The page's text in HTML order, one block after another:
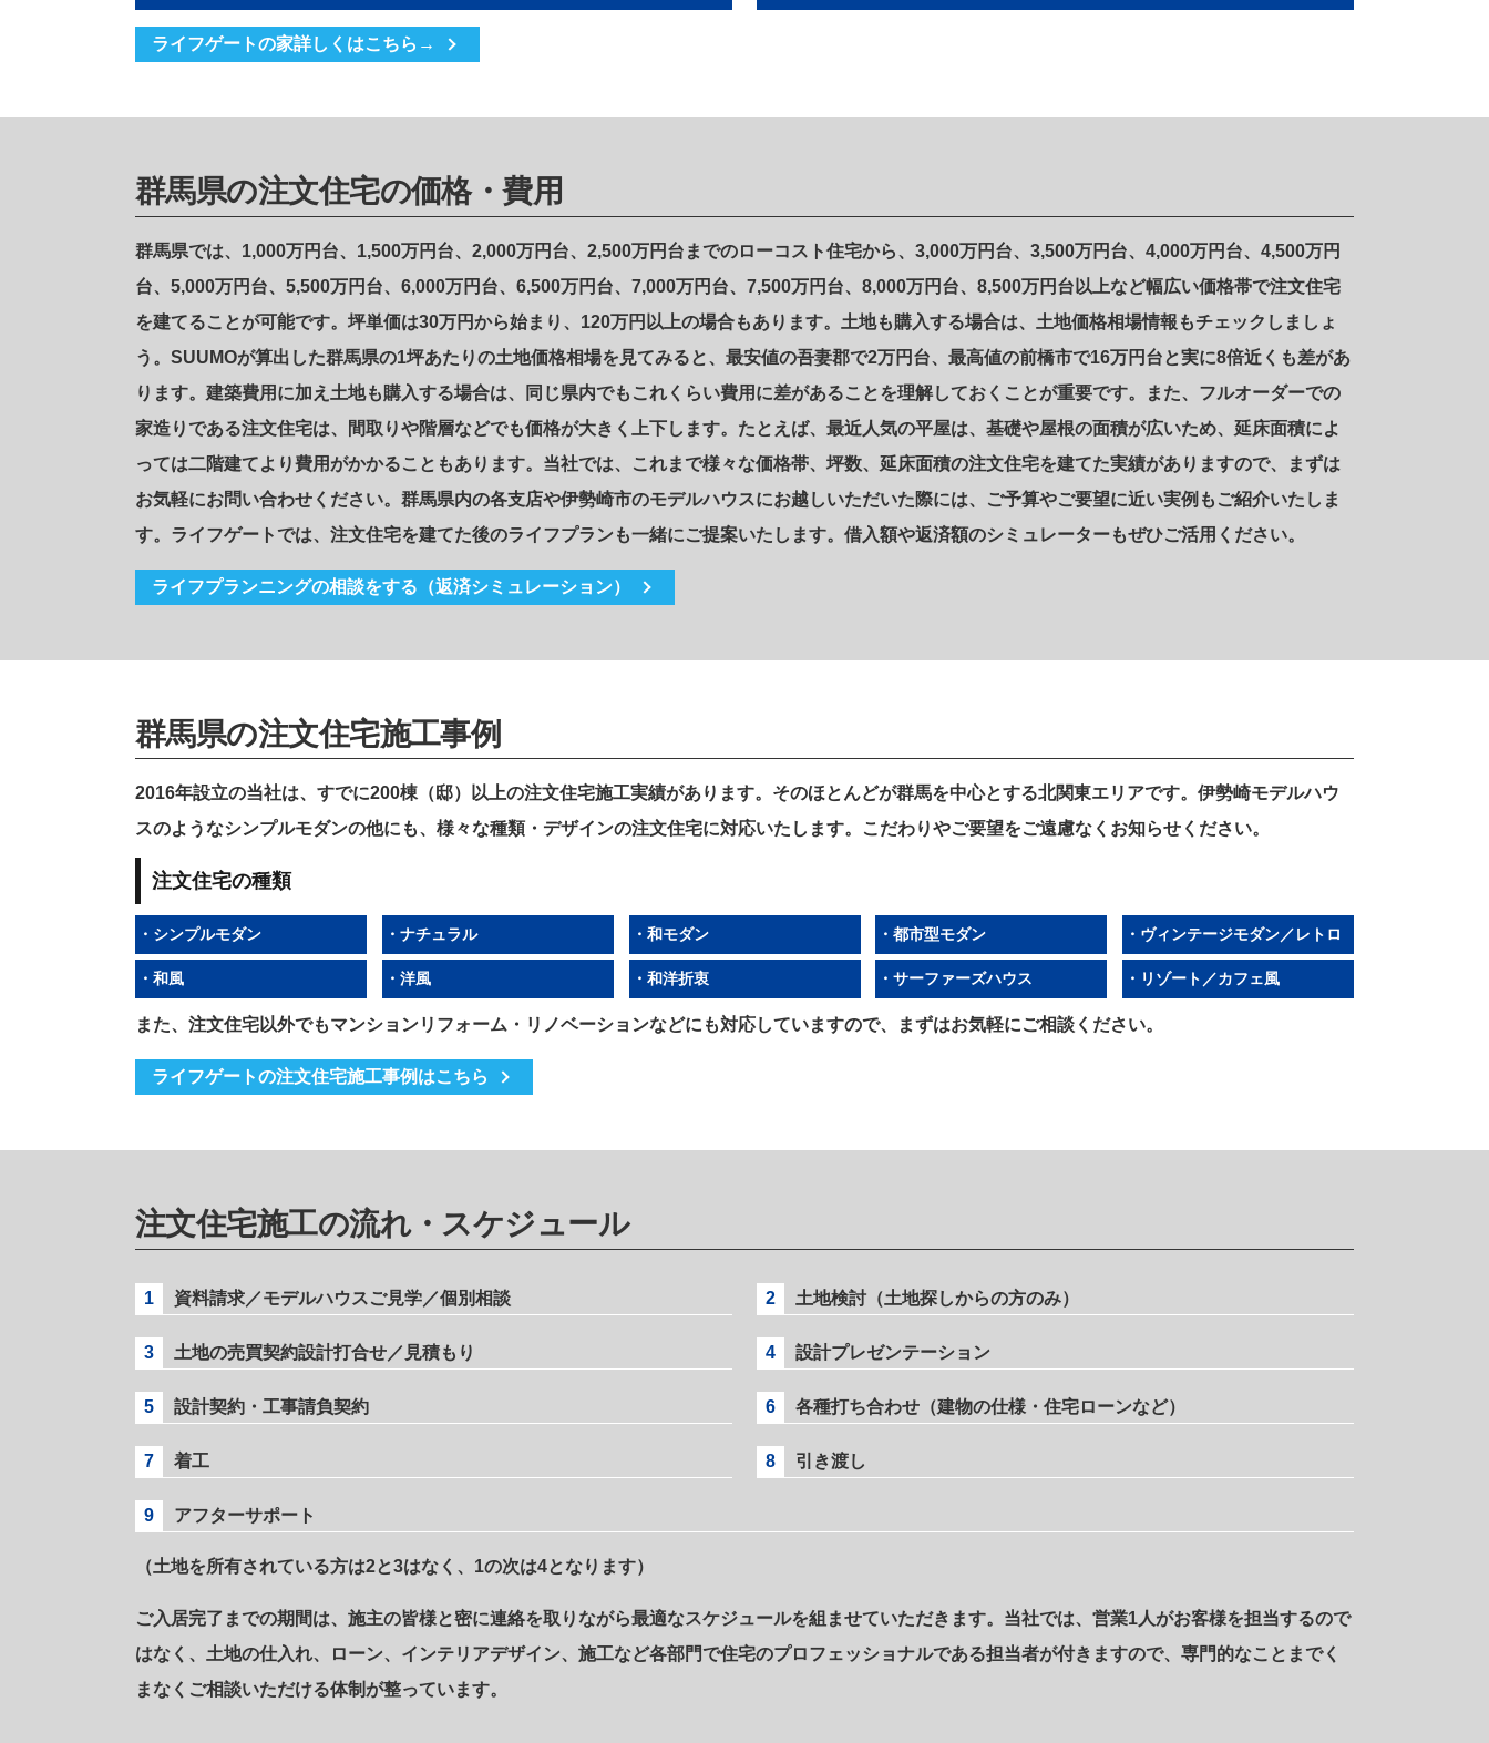
ライフゲートの家詳しくはこちら→
群馬県の注文住宅の価格・費用
群馬県では、1,000万円台、1,500万円台、2,000万円台、2,500万円台までのローコスト住宅から、3,000万円台、3,500万円台、4,000万円台、4,500万円
台、5,000万円台、5,500万円台、6,000万円台、6,500万円台、7,000万円台、7,500万円台、8,000万円台、8,500万円台以上など幅広い価格帯で注文住宅
を建てることが可能です。坪単価は30万円から始まり、120万円以上の場合もあります。土地も購入する場合は、土地価格相場情報もチェックしましょ
う。SUUMOが算出した群馬県の1坪あたりの土地価格相場を見てみると、最安値の吾妻郡で2万円台、最高値の前橋市で16万円台と実に8倍近くも差があ
ります。建築費用に加え土地も購入する場合は、同じ県内でもこれくらい費用に差があることを理解しておくことが重要です。また、フルオーダーでの
家造りである注文住宅は、間取りや階層などでも価格が大きく上下します。たとえば、最近人気の平屋は、基礎や屋根の面積が広いため、延床面積によ
っては二階建てより費用がかかることもあります。当社では、これまで様々な価格帯、坪数、延床面積の注文住宅を建てた実績がありますので、まずは
お気軽にお問い合わせください。群馬県内の各支店や伊勢崎市のモデルハウスにお越しいただいた際には、ご予算やご要望に近い実例もご紹介いたしま
す。ライフゲートでは、注文住宅を建てた後のライフプランも一緒にご提案いたします。借入額や返済額のシミュレーターもぜひご活用ください。
ライフプランニングの相談をする （返済シミュレーション）
群馬県の注文住宅施工事例
2016年設立の当社は、すでに200棟（邸）以上の注文住宅施工実績があります。そのほとんどが群馬を中心とする北関東エリアです。伊勢崎モデルハウ
スのようなシンプルモダンの他にも、様々な種類・デザインの注文住宅に対応いたします。こだわりやご要望をご遠慮なくお知らせください。
注文住宅の種類
・シンプルモダン ・ナチュラル ・和モダン ・都市型モダン ・ヴィンテージモダン／レトロ
・和風 ・洋風 ・和洋折衷 ・サーファーズハウス ・リゾート／カフェ風
また、注文住宅以外でもマンションリフォーム・リノベーションなどにも対応していますので、まずはお気軽にご相談ください。
ライフゲートの注文住宅施工事例はこちら
注文住宅施工の流れ・スケジュール
1 資料請求／モデルハウスご見学／個別相談 2 土地検討（土地探しからの方のみ）
3 土地の売買契約設計打合せ／見積もり 4 設計プレゼンテーション
5 設計契約・工事請負契約 6 各種打ち合わせ（建物の仕様・住宅ローンなど）
7 着工 8 引き渡し
9 アフターサポート
（土地を所有されている方は2と3はなく、1の次は4となります）
ご入居完了までの期間は、施主の皆様と密に連絡を取りながら最適なスケジュールを組ませていただきます。当社では、営業1人がお客様を担当するので
はなく、土地の仕入れ、ローン、インテリアデザイン、施工など各部門で住宅のプロフェッショナルである担当者が付きますので、専門的なことまでく
まなくご相談いただける体制が整っています。